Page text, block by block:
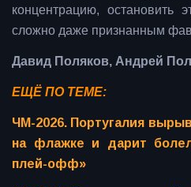
концентрацию, остановить
сложно даже признанным
Давид Поляков, Андрей
ЕЩЁ ПО ТЕМЕ:
ЧМ-2026. Португалия
на флажке и дарит
плей-офф»